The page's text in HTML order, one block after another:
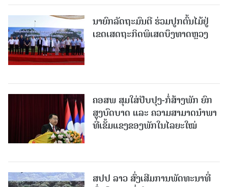
ນາຍົກລັດຖະມົນຕີ ຮ່ວມປູກຕົ້ນໄມ້ຢູ່
ເຂດເສດຖະກິດພິເສດບຶງທາດຫຼວງ
ຄອສພ ສຸມໃສ່ປັບປຸງ-ກໍ່ສ້າງພັກ ຍົກ
ສູງບົດບາດ ແລະ ຄວາມສາມາດນໍາພາ
ທີ່ເຂັ້ມແຂງຂອງພັກໃນໄລຍະໃໝ່
ສປປ ລາວ ສົ່ງເສີມການພັດທະນາທີ່